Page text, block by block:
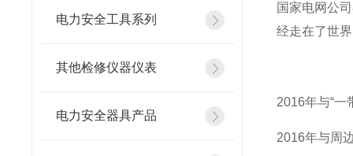
电力安全工具系列
其他检修仪器仪表
电力安全器具产品
国家电网公
经走在了世
2016年与“一
2016年与周